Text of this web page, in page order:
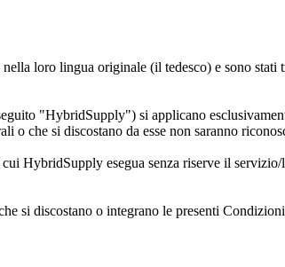
loro lingua originale (il tedesco) e sono stati
"HybridSupply") si applicano
o che si discostano da esse non saranno
HybridSupply esegua senza riserve il
si discostano o integrano le presenti